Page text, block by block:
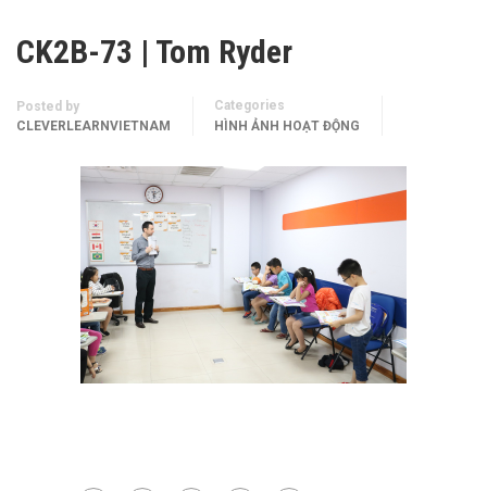
CK2B-73 | Tom Ryder
Posted by
CLEVERLEARNVIETNAM
Categories
HÌNH ẢNH HOẠT ĐỘNG